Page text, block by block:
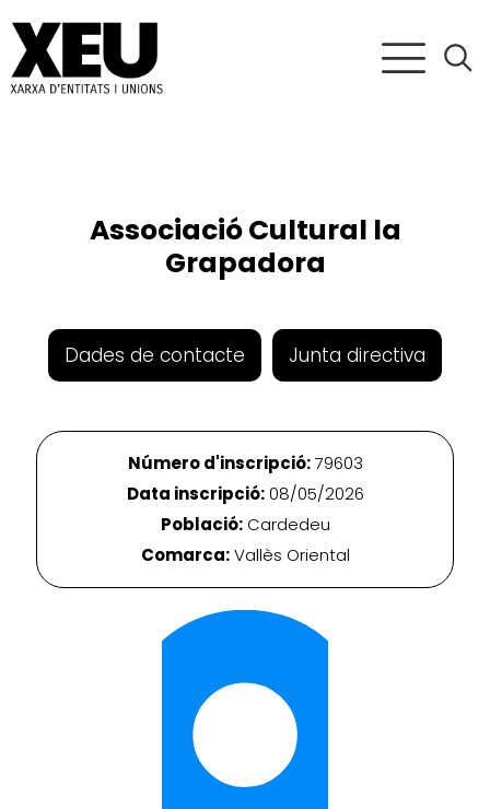
Associació Cultural la
Grapadora
Dades de contacte Junta directiva
Número d'inscripció:79603
Data inscripció:08/05/2026
Població:Cardedeu
Comarca:Vallès Oriental